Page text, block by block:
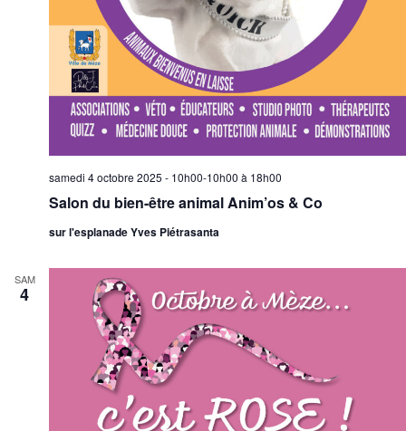
Salon du bien-être animal Anim’os & Co
samedi 4 octobre 2025 - 10h00-10h00 à 18h00
sur l'esplanade Yves Piétrasanta
SAM
4